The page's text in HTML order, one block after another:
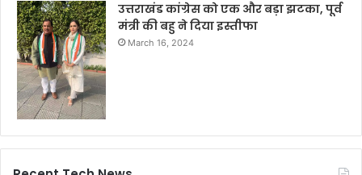
उत्तराखंड कांग्रेस को एक और बड़ा झटका, पूर्व
मंत्री की बहु ने दिया इस्तीफा
March 16, 2024